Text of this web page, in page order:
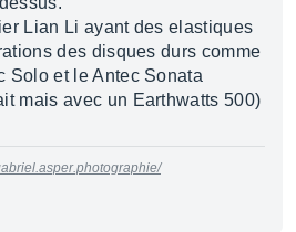
Lian Li ayant des elastiques
des disques durs comme
Solo et le Antec Sonata
mais avec un Earthwatts 500)